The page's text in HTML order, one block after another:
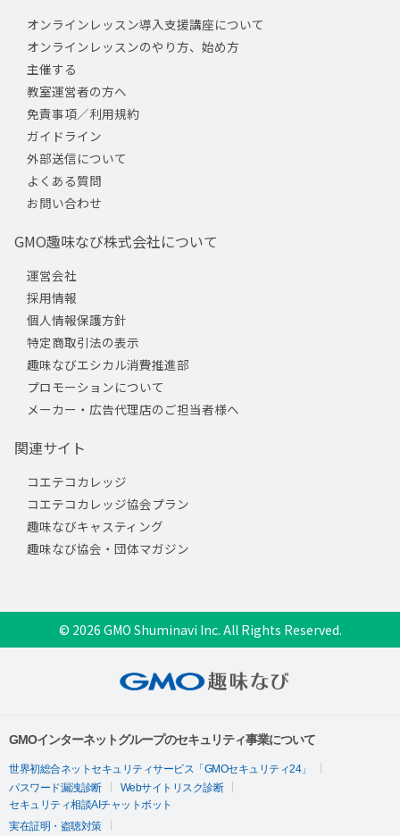
オンラインレッスン導入支援講座について
オンラインレッスンのやり方、始め方
主催する
教室運営者の方へ
免責事項／利用規約
ガイドライン
外部送信について
よくある質問
お問い合わせ
GMO趣味なび株式会社について
運営会社
採用情報
個人情報保護方針
特定商取引法の表示
趣味なびエシカル消費推進部
プロモーションについて
メーカー・広告代理店のご担当者様へ
関連サイト
コエテコカレッジ
コエテコカレッジ協会プラン
趣味なびキャスティング
趣味なび協会・団体マガジン
© 2026 GMO Shuminavi Inc. All Rights Reserved.